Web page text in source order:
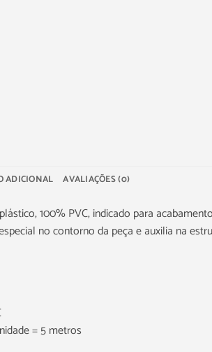
ADICIONAL AVALIAÇÕES (0)
100% PVC, indicado para
no contorno da peça e auxilia na
= 5 metros